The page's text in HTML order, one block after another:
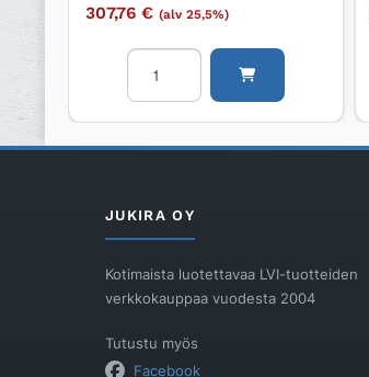
307,76€ (alv 25,5%)
Suihkukouru
Geberit
CleanLine
Rst,
JUKIRA OY
Kotimaista luotettavaa LVI-tuotteiden
verkkokauppaa vuodesta 2004
Tutustu myös
Facebook